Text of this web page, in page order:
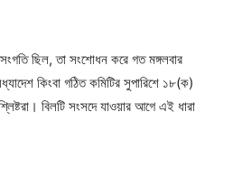
ছিল, তা সংশোধন করে গত মঙ্গলবার
কিংবা গঠিত কমিটির সুপারিশে ১৮(ক)
বিলটি সংসদে যাওয়ার আগে এই ধারা